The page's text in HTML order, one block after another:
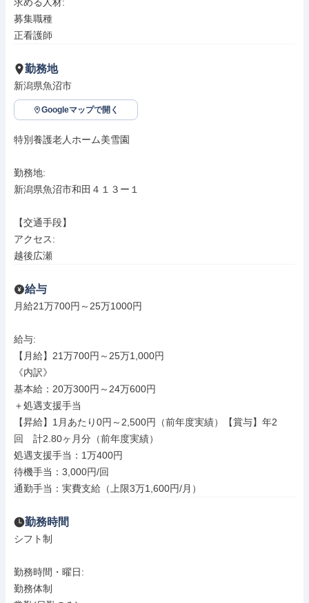
募集職種
正看護師
勤務地
新潟県魚沼市
Googleマップで開く
特別養護老人ホーム美雪園
勤務地:
新潟県魚沼市和田４１３ー１
【交通手段】
アクセス:
越後広瀬
給与
月給21万700円～25万1000円
給与:
【月給】21万700円～25万1,000円
《内訳》
基本給：20万300円～24万600円
＋処遇支援手当
【昇給】1月あたり0円～2,500円（前年度実績）【賞与】年2
回　計2.80ヶ月分（前年度実績）
処遇支援手当：1万400円
待機手当：3,000円/回
通勤手当：実費支給（上限3万1,600円/月）
勤務時間
シフト制
勤務時間・曜日:
勤務体制